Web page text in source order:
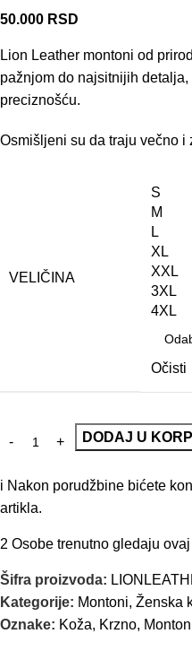
50.000 RSD
Lion Leather montoni od
pažnjom do najsitnijih
preciznošću.
Osmišljeni su da traju večno
VELIČINA
S
M
L
XL
XXL
3XL
4XL
Očisti
DODAJ U
i Nakon porudžbine bićete
artikla.
2 Osobe trenutno gledaju
Šifra proizvoda:
Kategorije: Montoni, Ženska
Oznake: Koža, Krzno, Monton